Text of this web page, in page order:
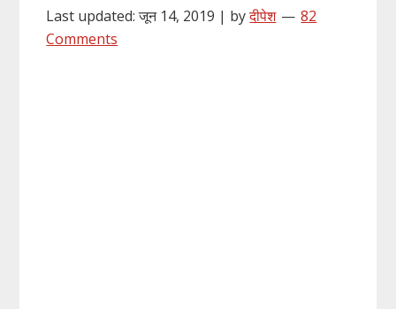
Last updated: जून 14, 2019 | byदीपेश
82
Comments